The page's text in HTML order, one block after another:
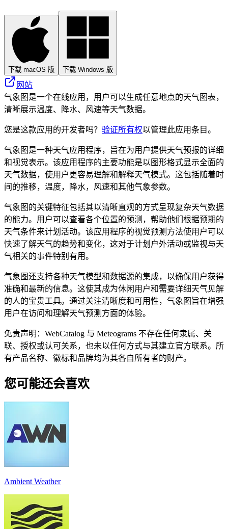
下载 macOS 版 下载 Windows 版
网站
气象图是一个在线应用，用户可以生成任意地点的天气图表，
清晰展示温度、降水、风速等天气数据。
您是这款应用的开发者吗？ 验证所有权以管理此应用条目。
气象图是一种天气应用程序，旨在为用户提供天气预报的详细
和视觉表示。该应用程序的主要功能是以图形格式显示全面的
天气数据，使用户更容易理解和解释天气模式。这包括随着时
间的推移，温度，降水，风速和其他气象参数。
气象图的关键特征包括其以清晰直观的方式呈现复杂天气数据
的能力。用户可以查看各个位置的预测，帮助他们根据预期的
天气条件来计划活动。该应用程序的视觉预测方法使用户可以
快速了解天气的趋势和变化，这对于计划户外活动或监视与天
气相关的事件特别有用。
气象图还支持各种天气模型和数据源的集成，以确保用户获得
准确和最新的信息。这使其成为休闲用户和需要详细天气见解
的人的宝贵工具。通过关注清晰度和可用性，气象图旨在增强
用户在访问和理解天气预测方面的体验。
免责声明：WebCatalog 与 Meteograms 不存在任何隶属、关
联、授权或认可关系，也未以任何方式与其建立官方联系。所
有产品名称、徽标和品牌均为其各自所有者的财产。
您可能还会喜欢
Ambient Weather